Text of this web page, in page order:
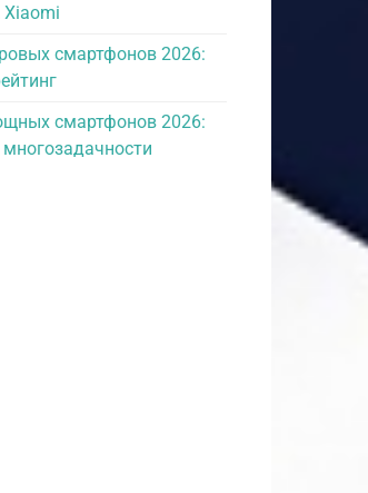
Xiaomi
смартфонов 2026:
смартфонов 2026: